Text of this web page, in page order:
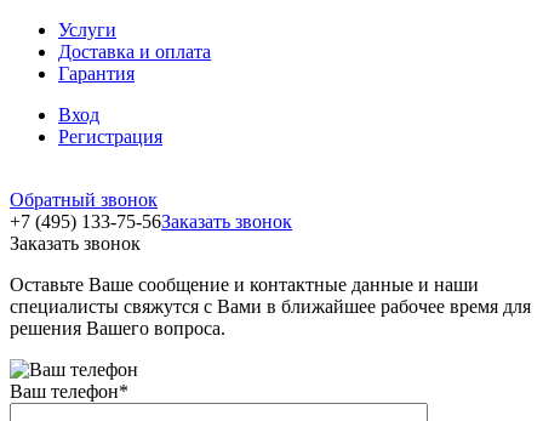
Услуги
Доставка и оплата
Гарантия
Вход
Регистрация
Обратный звонок
+7 (495) 133-75-56Заказать звонок
Заказать звонок
Оставьте Ваше сообщение и контактные данные и наши
специалисты свяжутся с Вами в ближайшее рабочее время для
решения Вашего вопроса.
Ваш телефон*